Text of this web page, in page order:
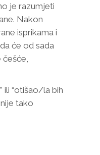
je razumjeti
Nakon
isprikama i
će od sada
ili “otišao/la bih
tako